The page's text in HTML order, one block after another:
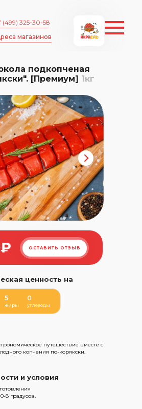
(499) 325-30-58
магазинов
подкопченая
[Премиум] 1кг
ценность на
и условия
жиры углеводы
5 0
путешествие вместе с
копчения по-корякски.
8 градусов.
ОСТАВИТЬ ОТЗЫВ